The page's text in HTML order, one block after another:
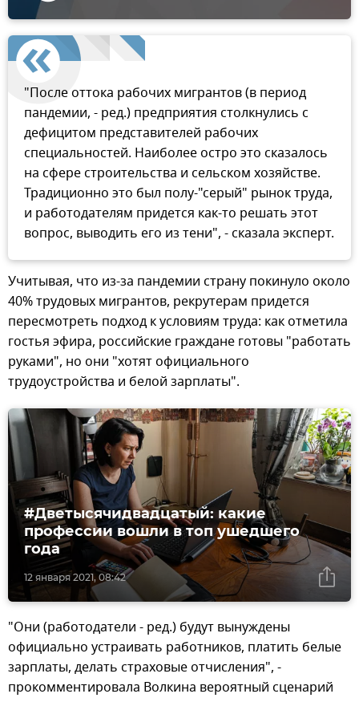
"После оттока рабочих мигрантов (в период
пандемии, - ред.) предприятия столкнулись с
дефицитом представителей рабочих
специальностей. Наиболее остро это сказалось
на сфере строительства и сельском хозяйстве.
Традиционно это был полу-"серый" рынок труда,
и работодателям придется как-то решать этот
вопрос, выводить его из тени", - сказала эксперт.
Учитывая, что из-за пандемии страну покинуло около
40% трудовых мигрантов, рекрутерам придется
пересмотреть подход к условиям труда: как отметила
гостья эфира, российские граждане готовы "работать
руками", но они "хотят официального
трудоустройства и белой зарплаты".
12 января 2021, 08:42
#Дветысячидвадцатый: какие
профессии вошли в топ ушедшего
года
"Они (работодатели - ред.) будут вынуждены
официально устраивать работников, платить белые
зарплаты, делать страховые отчисления", -
прокомментировала Волкина вероятный сценарий